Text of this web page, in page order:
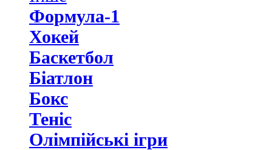
Формула-1
Хокей
Баскетбол
Біатлон
Бокс
Теніс
Олімпійські ігри